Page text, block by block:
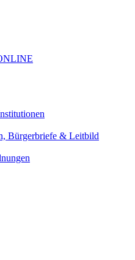
Bürgerbriefe & Leitbild